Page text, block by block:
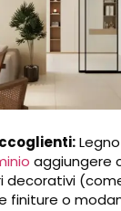
aggiungere
decorativi
finiture o